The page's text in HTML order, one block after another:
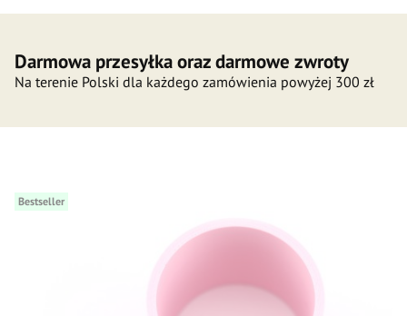
Darmowa przesyłka oraz darmowe zwroty
Na terenie Polski dla każdego zamówienia powyżej 300 zł
Bestseller